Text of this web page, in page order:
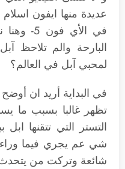
عديدة منها ايفون
في الأي
البارحة والم تلاحظ
لمحبي آبل في العالم؟
في البداية أريد ان
تظهر غالبا بسبب ما
التستر التي تتقنها
شي عم يجري فيما
شائعة وتركت من